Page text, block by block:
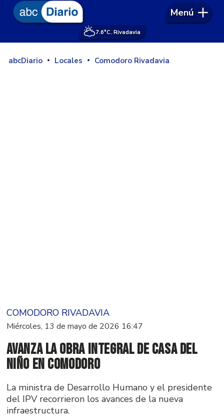
7.6°C. Rivadavia
Menú
abcDiario Locales Comodoro Rivadavia
COMODORO RIVADAVIA
Miércoles, 13 de mayo de 2026 16:47
Avanza la obra integral de Casa del
Niño en Comodoro
La ministra de Desarrollo Humano y el presidente
del IPV recorrieron los avances de la nueva
infraestructura.